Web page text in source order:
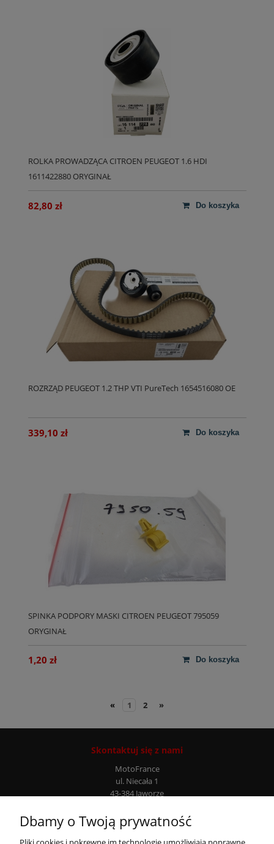
ROLKA PROWADZĄCA CITROEN PEUGEOT 1.6 HDI
1611422880 ORYGINAŁ
82,80 zł do koszyka
ROZRZĄD PEUGEOT 1.2 THP VTI PureTech 1654516080 OE
339,10 zł do koszyka
SPINKA PODPORY MASKI CITROEN PEUGEOT 795059
ORYGINAŁ
1,20 zł do koszyka
« 1 2 »
Skontaktuj się z nami
MotoFrance
ul. Niecała 1
43-384 Jaworze
Moje konto
Dbamy o Twoją prywatność